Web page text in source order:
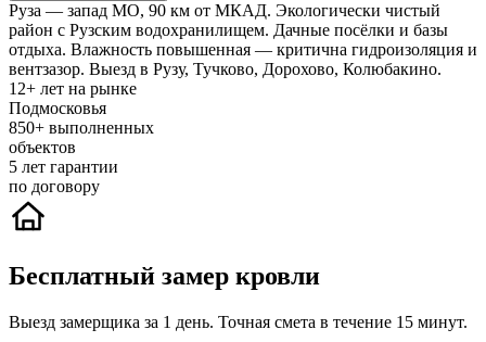
Руза — запад МО, 90 км от МКАД. Экологически чистый
район с Рузским водохранилищем. Дачные посёлки и базы
отдыха. Влажность повышенная — критична гидроизоляция и
вентзазор. Выезд в Рузу, Тучково, Дорохово, Колюбакино.
12+ лет на рынке
Подмосковья
850+ выполненных
объектов
5 лет гарантии
по договору
Бесплатный замер кровли
Выезд замерщика за 1 день. Точная смета в течение 15 минут.